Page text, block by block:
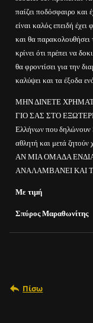
παίζει ποδόσφαιρο και
είναι καλός επειδή
και θα
κρίνει ότι πρέπει να
θα φροντίσει για την
καλύψει και τα έξοδα
ΜΗΝ ΔΙΝΕΤΕ
ΓΙΟ ΣΑΣ ΣΤΟ
Ελλήνων που δηλώνουν
αθλητή και μετά
ΑΝ ΜΙΑ ΟΜΑΔΑ
ΑΝΑΛΑΜΒΑΝΕΙ ΚΑΙ
Με τιμή
Σπύρος Μαραθωνίτης
Πίσω